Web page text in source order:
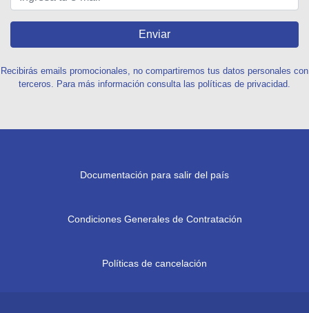
Enviar
Recibirás emails promocionales, no compartiremos tus datos personales con
terceros. Para más información consulta las políticas de privacidad.
Documentación para salir del país
Condiciones Generales de Contratación
Políticas de cancelación